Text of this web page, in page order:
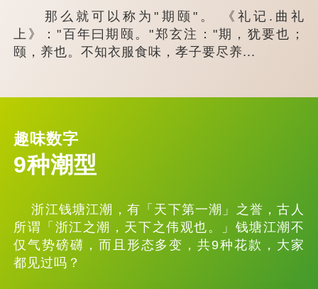
那么就可以称为"期颐"。 《礼记.曲礼
上》："百年曰期颐。"郑玄注："期，犹要也；
颐，养也。不知衣服食味，孝子要尽养...
趣味数字
9种潮型
浙江钱塘江潮，有「天下第一潮」之誉，古人
所谓「浙江之潮，天下之伟观也。」钱塘江潮不
仅气势磅礴，而且形态多变，共9种花款，大家
都见过吗？